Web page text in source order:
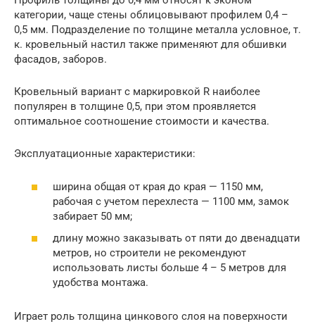
категории, чаще стены облицовывают профилем 0,4 –
0,5 мм. Подразделение по толщине металла условное, т.
к. кровельный настил также применяют для обшивки
фасадов, заборов.
Кровельный вариант с маркировкой R наиболее
популярен в толщине 0,5, при этом проявляется
оптимальное соотношение стоимости и качества.
Эксплуатационные характеристики:
ширина общая от края до края — 1150 мм,
рабочая с учетом перехлеста — 1100 мм, замок
забирает 50 мм;
длину можно заказывать от пяти до двенадцати
метров, но строители не рекомендуют
использовать листы больше 4 – 5 метров для
удобства монтажа.
Играет роль толщина цинкового слоя на поверхности